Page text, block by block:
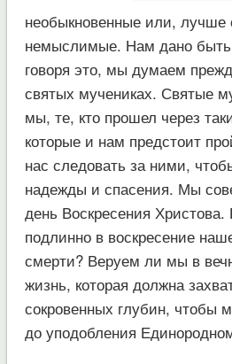
необыкновенные или, лучше
немыслимые. Нам дано
говоря это, мы думаем
святых мучениках. Святые
мы, те, кто прошел через
которые и нам предстоит
нас следовать за ними,
надежды и спасения. Мы
день Воскресения
подлинно в воскресение
смерти? Веруем ли мы в
жизнь, которая должна
сокровенных глубин, чтобы
до уподобления